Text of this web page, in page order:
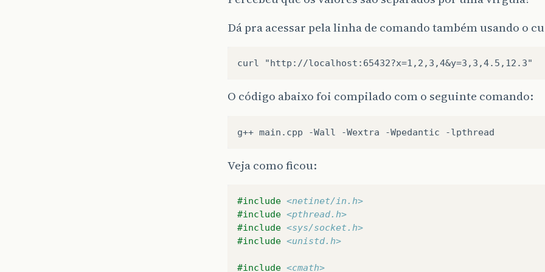
Dá pra acessar pela linha de comando também usando o
O código abaixo foi compilado com o seguinte comando:
Veja como ficou:
#include <netinet/in.h>
#include <pthread.h>
#include <sys/socket.h>
#include <unistd.h>
#include <cmath>